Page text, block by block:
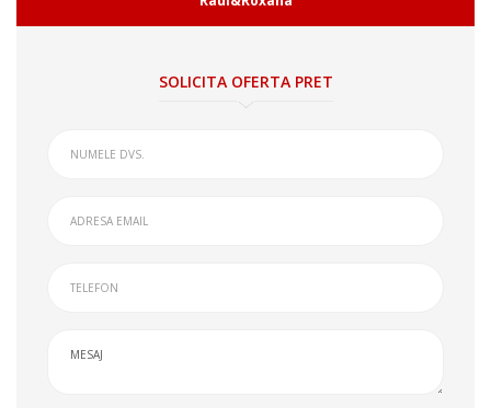
SOLICITA OFERTA PRET